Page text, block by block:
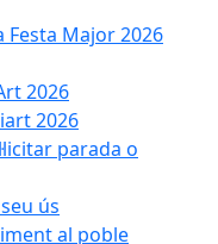
Festa Major 2026
2026
2026
parada o
ús
al poble